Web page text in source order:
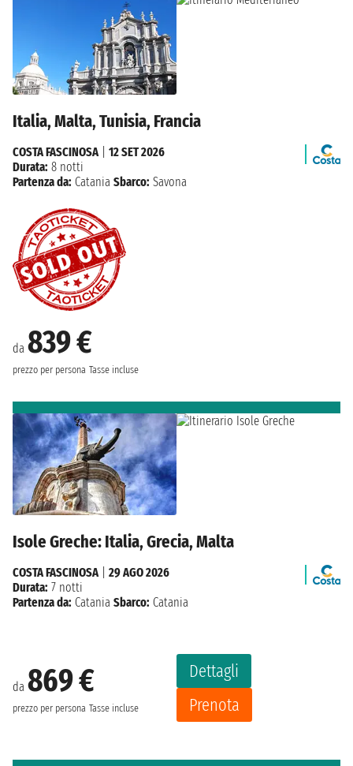
Italia, Malta, Tunisia, Francia
da 839 €
prezzo per persona Tasse incluse
COSTA FASCINOSA
12 SET 2026
Durata: 8 notti
Partenza da: Catania Sbarco: Savona
Isole Greche: Italia, Grecia, Malta
da 869 €
prezzo per persona Tasse incluse
Dettagli
Prenota
COSTA FASCINOSA| 29 AGO 2026
Durata: 7 notti
Partenza da: Catania Sbarco: Catania